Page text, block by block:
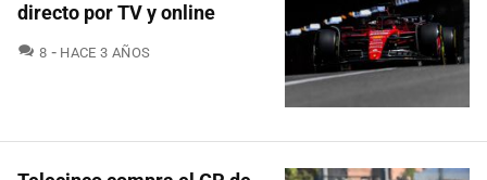
directo por TV y online
8 COMENTARIOS
HACE 3 AÑOS